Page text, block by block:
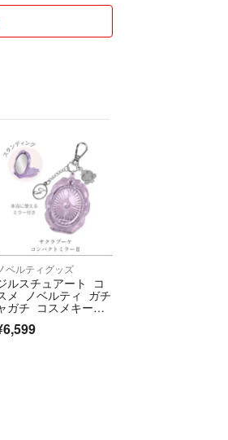
ノベルティグッズ
ルスチュアート コ
メ ノベルティ ガチ
ガチ コスメキーホ
ルダーコレクショ
コンパクトミラー